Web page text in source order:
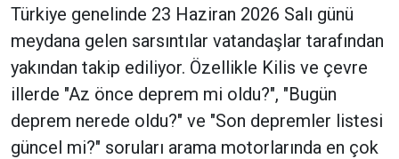
Türkiye genelinde 23 Haziran 2026 Salı günü
meydana gelen sarsıntılar vatandaşlar tarafından
yakından takip ediliyor. Özellikle Kilis ve çevre
illerde "Az önce deprem mi oldu?", "Bugün
deprem nerede oldu?" ve "Son depremler listesi
güncel mi?" soruları arama motorlarında en çok